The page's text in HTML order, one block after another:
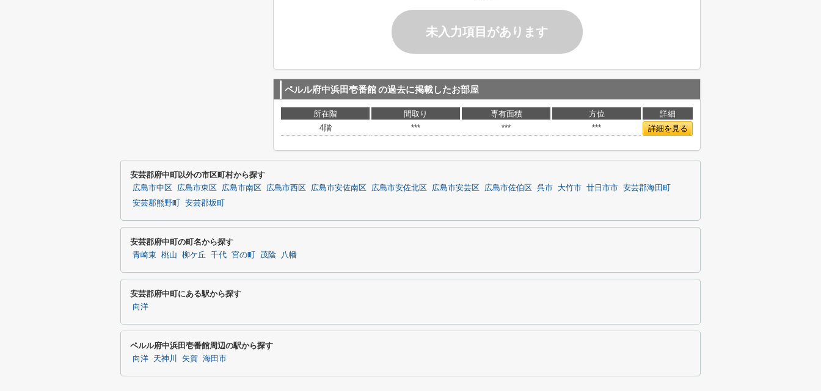
未入力項目があります
ペルル府中浜田壱番館の過去に掲載したお部屋
所在階 間取り 専有面積 方位
詳細
4階
*** *** *** 詳細を見る
安芸郡府中町以外の市区町村から探す
広島市中区 広島市東区 広島市南区 広島市西区 広島市安佐南区 広島市安佐北区 広島市安芸区 広島市佐伯区 呉市 大竹市 廿日市市 安芸郡海田町
安芸郡熊野町
安芸郡坂町
安芸郡府中町の町名から探す
青崎東 桃山 柳ケ丘 千代 宮の町 茂陰 八幡
安芸郡府中町にある駅から探す
向洋
ペルル府中浜田壱番館周辺の駅から探す
向洋 天神川 矢賀 海田市